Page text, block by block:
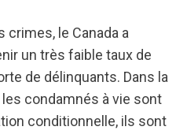
crimes, le Canada a
un très faible taux de
de délinquants. Dans la
condamnés à vie sont
conditionnelle, ils sont